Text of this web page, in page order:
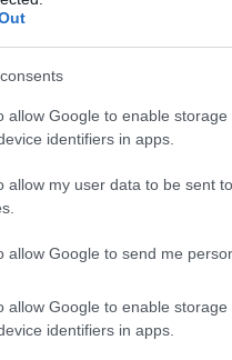
allow Google to enable
identifiers in apps.
allow my user data to be sent
allow Google to send me
allow Google to enable
identifiers in apps.
την Τετάρτη